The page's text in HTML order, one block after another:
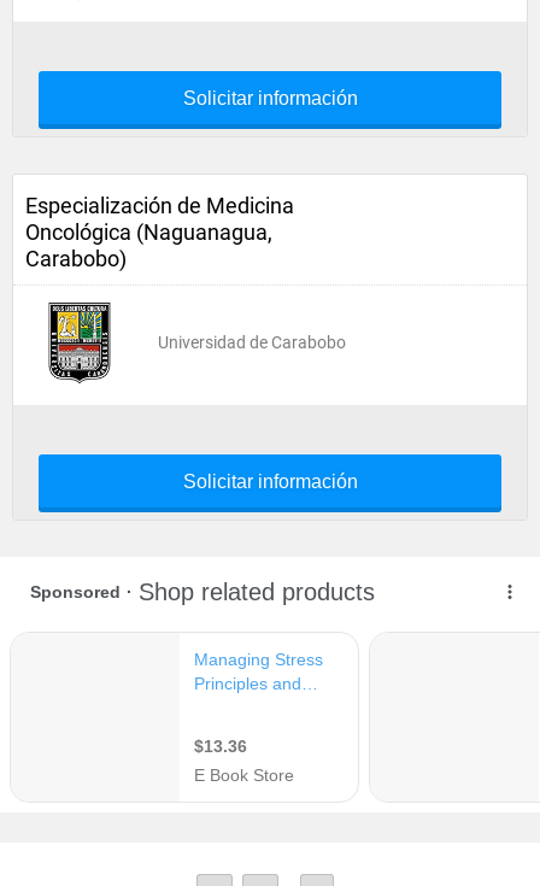
Solicitar información
Especialización de Medicina
Oncológica (Naguanagua,
Carabobo)
Universidad de Carabobo
Solicitar información